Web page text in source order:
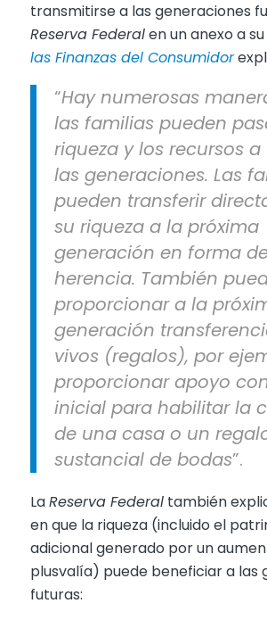
transmitirse a las generaciones
Reserva Federalen un anexo a su
las Finanzas del Consumidor
“Hay numerosas
las familias pueden
riqueza y los recursos
las generaciones. Las
pueden transferir
su riqueza a la próxima
generación en forma
herencia. También
proporcionar a la
generación
vivos (regalos), por
proporcionar apoyo
inicial para habilitar la
de una casa o un
sustancial de bodas”.
LaReserva Federaltambién
en que la riqueza (incluido el
adicional generado por un
plusvalía) puede beneficiar a las
futuras: